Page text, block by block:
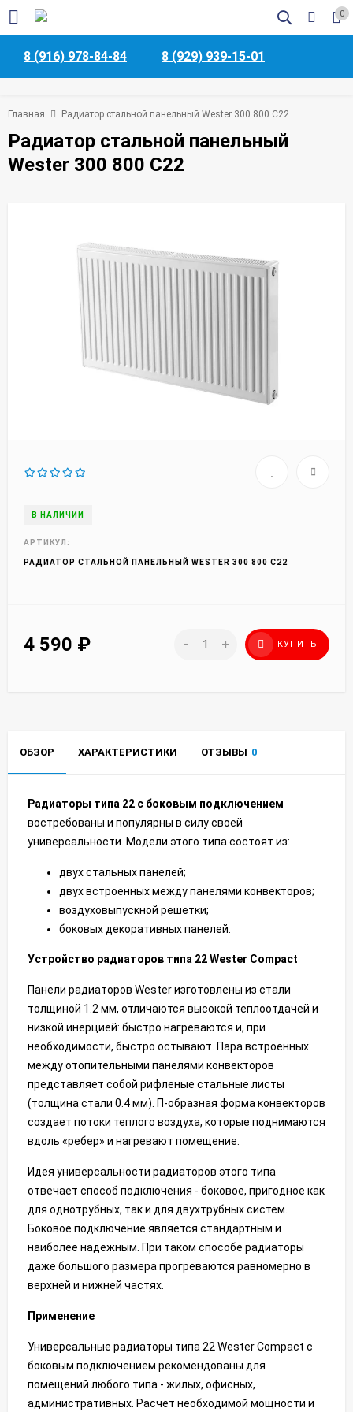
0
8 (916) 978-84-84 8 (929) 939-15-01
Главная Радиатор стальной панельный Wester 300 800 C22
Радиатор стальной панельный
Wester 300 800 C22
В НАЛИЧИИ
АРТИКУЛ:
РАДИАТОР СТАЛЬНОЙ ПАНЕЛЬНЫЙ WESTER 300 800 C22
4 590 ₽ - + КУПИТЬ
ОБЗОР ХАРАКТЕРИСТИКИ ОТЗЫВЫ 0
Радиаторы типа 22 с боковым подключением
востребованы и популярны в силу своей
универсальности. Модели этого типа состоят из:
двух стальных панелей;
двух встроенных между панелями конвекторов;
воздуховыпускной решетки;
боковых декоративных панелей.
Устройство радиаторов типа 22 Wester Compact
Панели радиаторов Wester изготовлены из стали
толщиной 1.2 мм, отличаются высокой теплоотдачей и
низкой инерцией: быстро нагреваются и, при
необходимости, быстро остывают. Пара встроенных
между отопительными панелями конвекторов
представляет собой рифленые стальные листы
(толщина стали 0.4 мм). П-образная форма конвекторов
создает потоки теплого воздуха, которые поднимаются
вдоль «ребер» и нагревают помещение.
Идея универсальности радиаторов этого типа
отвечает способ подключения - боковое, пригодное как
для однотрубных, так и для двухтрубных систем.
Боковое подключение является стандартным и
наиболее надежным. При таком способе радиаторы
даже большого размера прогреваются равномерно в
верхней и нижней частях.
Применение
Универсальные радиаторы типа 22 Wester Compact с
боковым подключением рекомендованы для
помещений любого типа - жилых, офисных,
административных. Расчет необходимой мощности и